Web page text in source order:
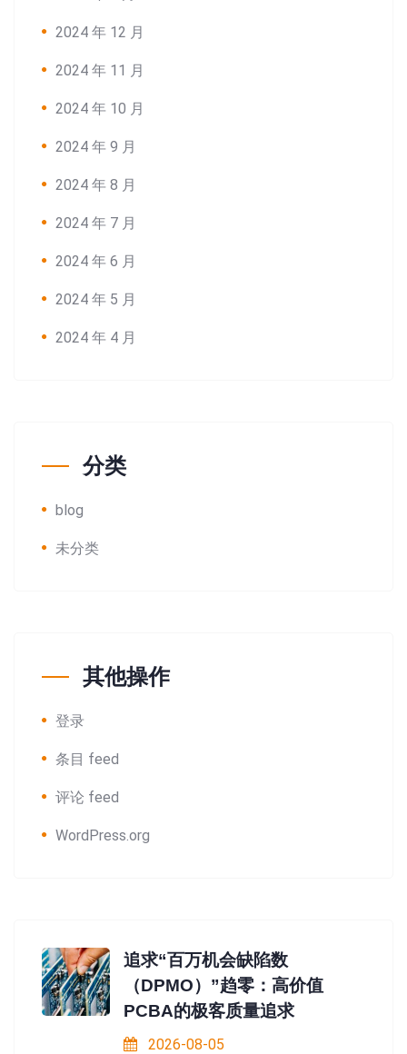
2024 年 12 月
2024 年 11 月
2024 年 10 月
2024 年 9 月
2024 年 8 月
2024 年 7 月
2024 年 6 月
2024 年 5 月
2024 年 4 月
分类
blog
未分类
其他操作
登录
条目 feed
评论 feed
WordPress.org
追求“百万机会缺陷数
（DPMO）”趋零：高价值
PCBA的极客质量追求
2026-08-05